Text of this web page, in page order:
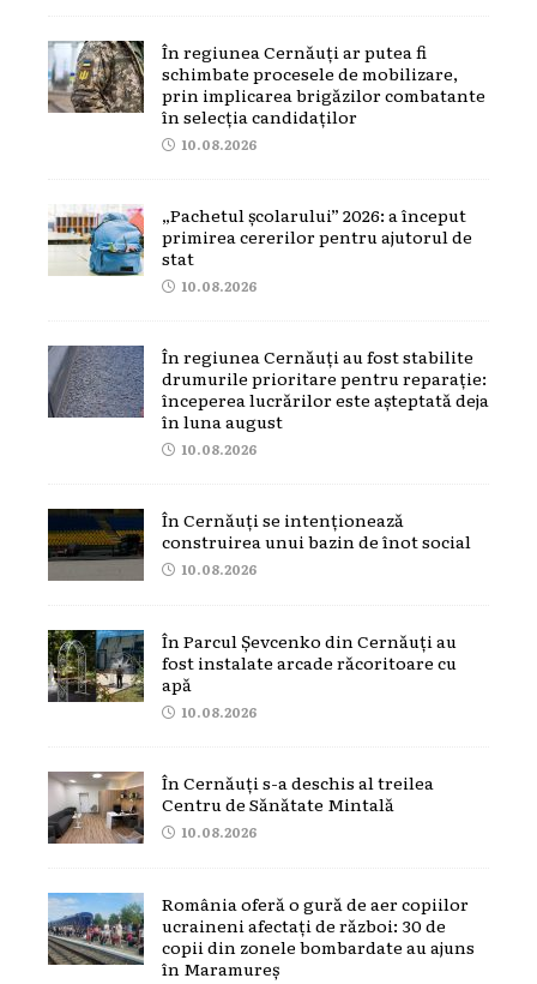
În regiunea Cernăuți ar putea fi
schimbate procesele de mobilizare,
prin implicarea brigăzilor combatante
în selecția candidaților
10.08.2026
„Pachetul școlarului” 2026: a început
primirea cererilor pentru ajutorul de
stat
10.08.2026
În regiunea Cernăuți au fost stabilite
drumurile prioritare pentru reparație:
începerea lucrărilor este așteptată deja
în luna august
10.08.2026
În Cernăuți se intenționează
construirea unui bazin de înot social
10.08.2026
În Parcul Șevcenko din Cernăuți au
fost instalate arcade răcoritoare cu
apă
10.08.2026
În Cernăuți s-a deschis al treilea
Centru de Sănătate Mintală
10.08.2026
România oferă o gură de aer copiilor
ucraineni afectați de război: 30 de
copii din zonele bombardate au ajuns
în Maramureș